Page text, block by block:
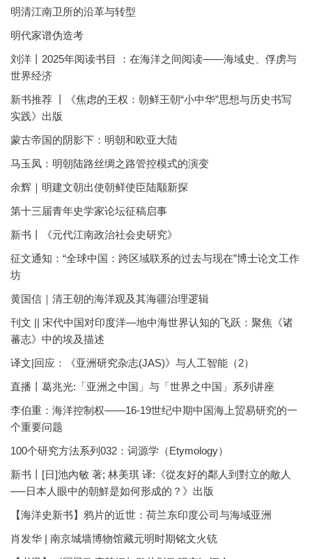
明清江南卫所的沿革与转型
明代家谱伪造考
刘洋丨2025年阅读书目 ：在海洋之间阅读——海域史、俘虏与
世界经济
新书推荐 丨《焦虑的王权：朝鲜王朝“小中华”思想与历史书写
实践》出版
蒙古帝国的阴影下：明朝和欧亚大陆
马玉凤：明朝陆路丝绸之路管控模式的演变
余辉｜明建文朝出使朝鲜使臣陆颙新探
第十三届青年史学家论坛征稿启事
新书丨《元代江南政治社会史研究》
征文通知：“全球中国：跨区域联系的过去与现在”博士论文工作
坊
黄国信｜清王朝的海洋观及其海疆治理逻辑
刊文 || 宋代中国对印度洋—地中海世界认知的飞跃：聚焦《诸
蕃志》中的埃及描述
译文|回应：《亚洲研究杂志(JAS)》与人工智能（2）
直播丨葛兆光:「亚洲之中国」与「世界之中国」系列讲座
李伯重：海洋控制权——16-19世纪中期中国海上贸易研究的一
个重要问题
100个研究方法系列032：词源学（Etymology）
新书丨[日]池內敏 著; 林美琪 译:《從友好的鄰人到對立的敵人
──日本人眼中的朝鮮是如何形成的？》出版
【海洋史新书】鸦片的近世：荷兰东印度公司与海域亚洲
肖发华 | 南京城墙博物馆藏元明时期铭文火铳